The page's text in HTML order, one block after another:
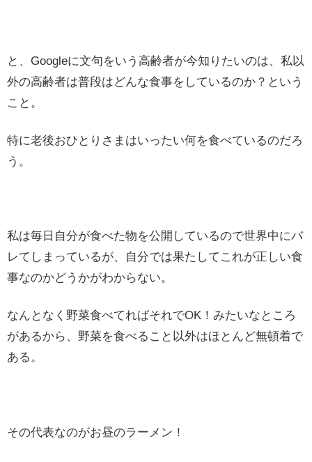
と、Googleに文句をいう高齢者が今知りたいのは、私以
外の高齢者は普段はどんな食事をしているのか？という
こと。
特に老後おひとりさまはいったい何を食べているのだろ
う。
私は毎日自分が食べた物を公開しているので世界中にバ
レてしまっているが、自分では果たしてこれが正しい食
事なのかどうかがわからない。
なんとなく野菜食べてればそれでOK！みたいなところ
があるから、野菜を食べること以外はほとんど無頓着で
ある。
その代表なのがお昼のラーメン！